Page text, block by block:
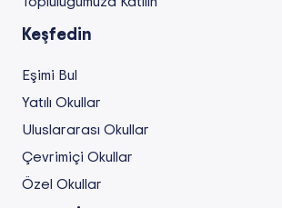
Keşfedin
Eşimi Bul
Yatılı Okullar
Uluslararası Okullar
Çevrimiçi Okullar
Özel Okullar